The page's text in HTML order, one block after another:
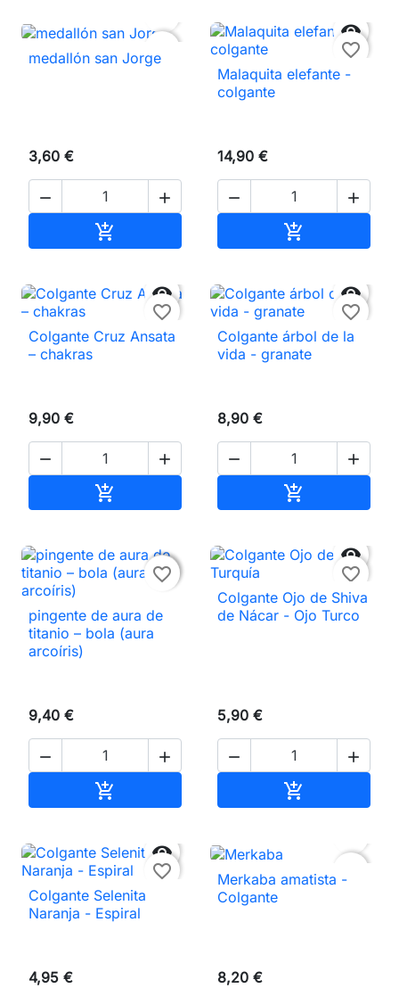
favorite_border
medallón san Jorge
3,60 €
 


favorite_border
Malaquita elefante -
colgante
14,90 €
 


favorite_border
Colgante Cruz Ansata
– chakras
9,90 €
 


favorite_border
Colgante árbol de la
vida - granate
8,90 €
 


favorite_border
pingente de aura de
titanio – bola (aura
arcoíris)
9,40 €
 


favorite_border
Colgante Ojo de Shiva
de Nácar - Ojo Turco
5,90 €
 


favorite_border
Colgante Selenita
Naranja - Espiral
4,95 €
Merkaba amatista -
Colgante
8,20 €